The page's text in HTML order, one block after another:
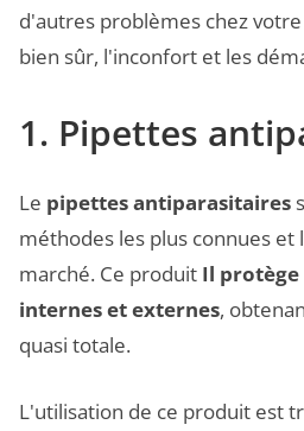
d'autres problèmes chez votre
bien sûr, l'inconfort et les
1. Pipettes
Le pipettes antiparasitaires
méthodes les plus connues et
marché. Ce produit Il protège
internes et externes,
quasi totale.
L'utilisation de ce produit est